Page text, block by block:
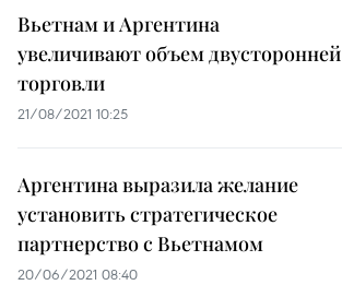
Вьетнам и Аргентина
увеличивают объем двусторонней
торговли
21/08/2021 10:25
Аргентина выразила желание
установить стратегическое
партнерство с Вьетнамом
20/06/2021 08:40